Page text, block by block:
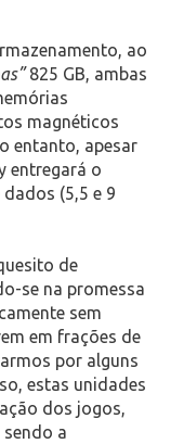
ao
825 GB, ambas
magnéticos
entanto, apesar
entregará o
(5,5 e 9
de
se na promessa
sem
em frações de
por alguns
estas unidades
dos jogos,
a